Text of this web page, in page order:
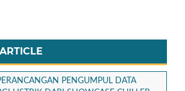
PENGUMPUL DATA